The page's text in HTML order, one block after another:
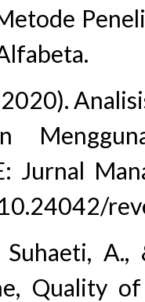
Jurnal
Suhaeti,
Quality